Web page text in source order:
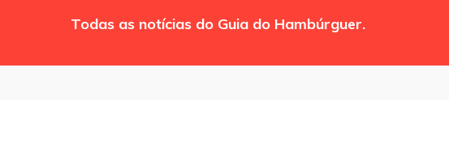
Todas as notícias do Guia do Hambúrguer.